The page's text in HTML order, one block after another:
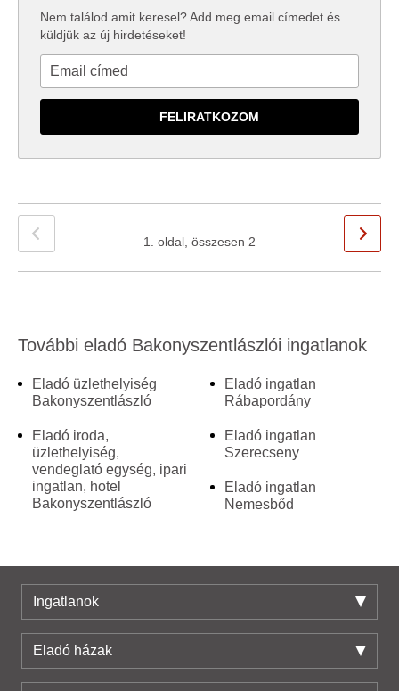
Nem találod amit keresel? Add meg email címedet és
küldjük az új hirdetéseket!
1. oldal, összesen 2
További eladó Bakonyszentlászlói ingatlanok
Eladó üzlethelyiség
Bakonyszentlászló
Eladó iroda,
üzlethelyiség,
vendeglató egység, ipari
ingatlan, hotel
Bakonyszentlászló
Eladó ingatlan
Rábapordány
Eladó ingatlan
Szerecseny
Eladó ingatlan
Nemesbőd
Ingatlanok
Eladó házak